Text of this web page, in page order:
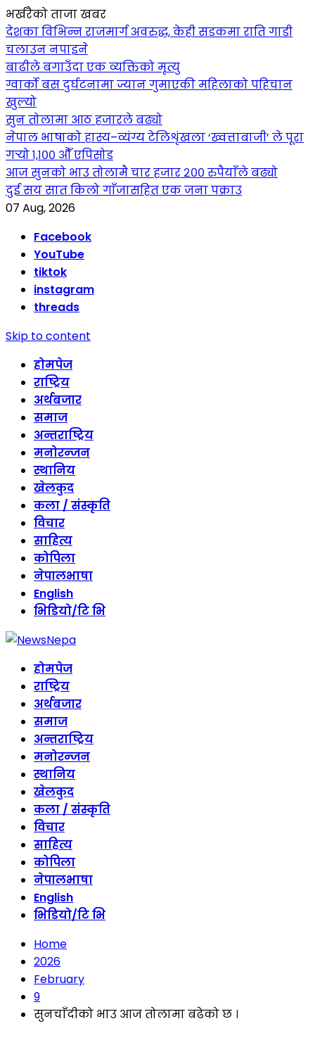
भर्खरैको ताजा खबर
देशका विभिन्न राजमार्ग अवरुद्ध, केही सडकमा राति गाडी
चलाउन नपाइने
बाढीले बगाउँदा एक व्यक्तिको मृत्यु
ग्वार्को बस दुर्घटनामा ज्यान गुमाएकी महिलाको पहिचान
खुल्यो
सुन तोलामा आठ हजारले बढ्यो
नेपाल भाषाको हास्य–व्यंग्य टेलिशृंखला ‘ख्वत्ताबाजी’ ले पूरा
गर्‍यो १,१०० औँ एपिसोड
आज सुनको भाउ तोलामै चार हजार २०० रुपैयाँले बढ्यो
दुई सय सात किलो गाँजासहित एक जना पक्राउ
07 Aug, 2026
Facebook
YouTube
tiktok
instagram
threads
Skip to content
होमपेज
राष्ट्रिय
अर्थबजार
समाज
अन्तराष्ट्रिय
मनोरन्जन
स्थानिय
खेलकुद
कला / संस्कृति
विचार
साहित्य
कोपिला
नेपालभाषा
English
भिडियो/टि भि
होमपेज
राष्ट्रिय
अर्थबजार
समाज
अन्तराष्ट्रिय
मनोरन्जन
स्थानिय
खेलकुद
कला / संस्कृति
विचार
साहित्य
कोपिला
नेपालभाषा
English
भिडियो/टि भि
Home
2026
February
9
सुनचाँदीको भाउ आज तोलामा बढेको छ ।